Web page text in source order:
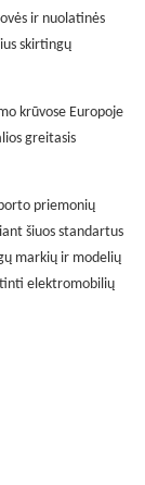
ir nuolatinės
skirtingų
krūvose Europoje
greitasis
priemonių
šiuos standartus
markių ir modelių
elektromobilių